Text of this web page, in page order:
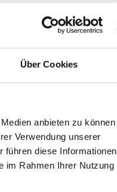
Über Cookies
anbieten zu können
Verwendung unserer
führen diese Informationen
im Rahmen Ihrer Nutzung